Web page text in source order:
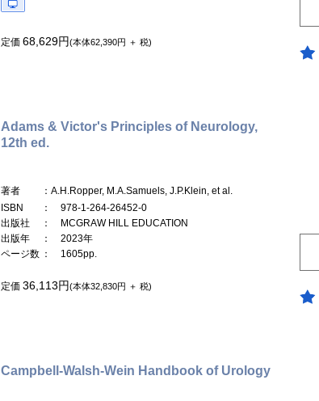
定価 68,629円(本体62,390円 ＋ 税)
Adams & Victor's Principles of Neurology,
12th ed.
著者
：A.H.Ropper, M.A.Samuels, J.P.Klein, et al.
ISBN
： 978-1-264-26452-0
出版社
： MCGRAW HILL EDUCATION
出版年
： 2023年
ページ数 ： 1605pp.
定価 36,113円(本体32,830円 ＋ 税)
Campbell-Walsh-Wein Handbook of Urology